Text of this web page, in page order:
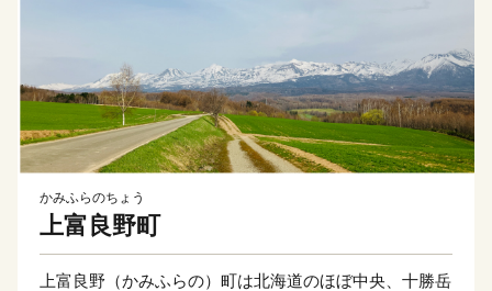
かみふらのちょう
上富良野町
上富良野（かみふらの）町は北海道のほぼ中央、十勝岳